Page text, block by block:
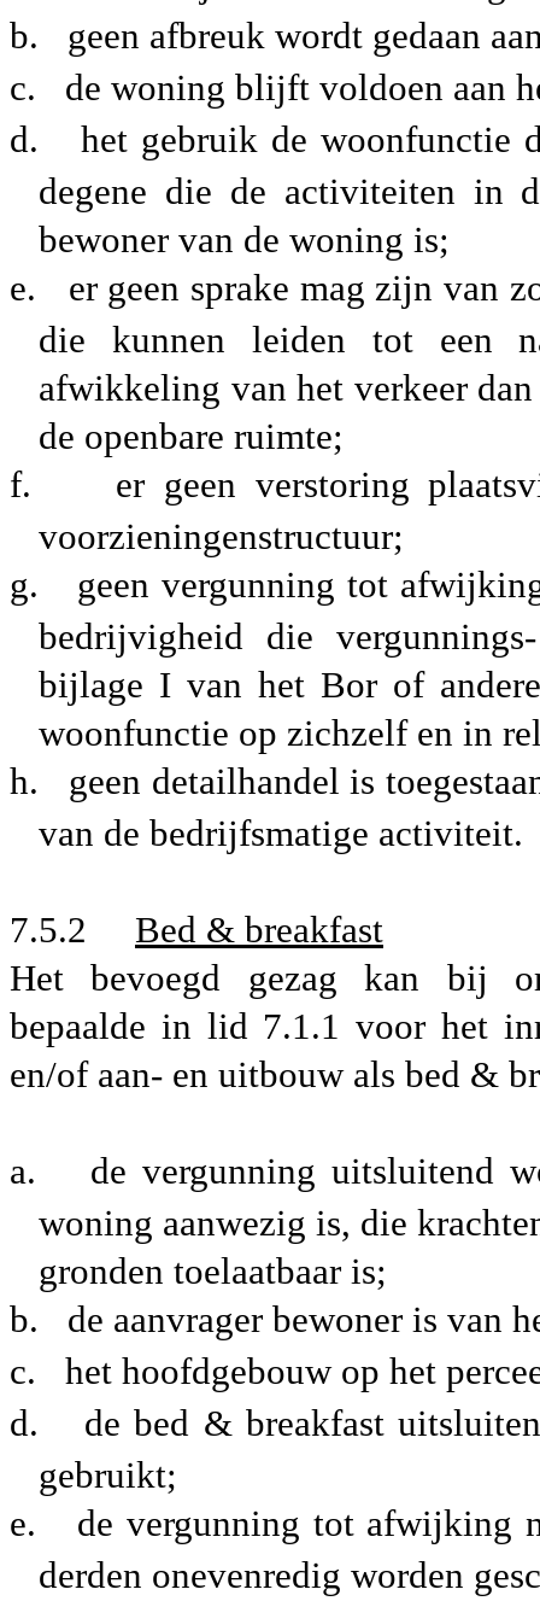
b.
geen afbreuk wordt gedaan
c.
de woning blijft voldoen aan
d.
het gebruik de woonfunctie
degene die de activiteiten in
bewoner van de woning is;
e.
er geen sprake mag zijn van
die kunnen leiden tot een
afwikkeling van het verkeer
de openbare ruimte;
f.
er geen verstoring
voorzieningenstructuur;
g.
geen vergunning tot
bedrijvigheid die
bijlage I van het Bor of
woonfunctie op zichzelf en in
h.
geen detailhandel is
van de bedrijfsmatige activiteit.
7.5.2 Bed & breakfast
Het bevoegd gezag kan bij
bepaalde in lid 7.1.1 voor het
en/of aan- en uitbouw als bed &
a.
de vergunning uitsluitend
woning aanwezig is, die
gronden toelaatbaar is;
b.
de aanvrager bewoner is van
c.
het hoofdgebouw op het
d.
de bed & breakfast
gebruikt;
e.
de vergunning tot afwijking
derden onevenredig worden